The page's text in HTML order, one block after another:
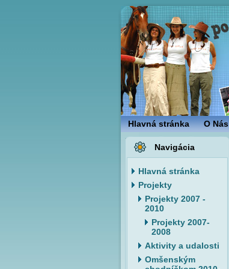
Hlavná stránka O Nás
Navigácia
Hlavná stránka
Projekty
Projekty 2007 -
2010
Projekty 2007-
2008
Aktivity a udalosti
Omšenským